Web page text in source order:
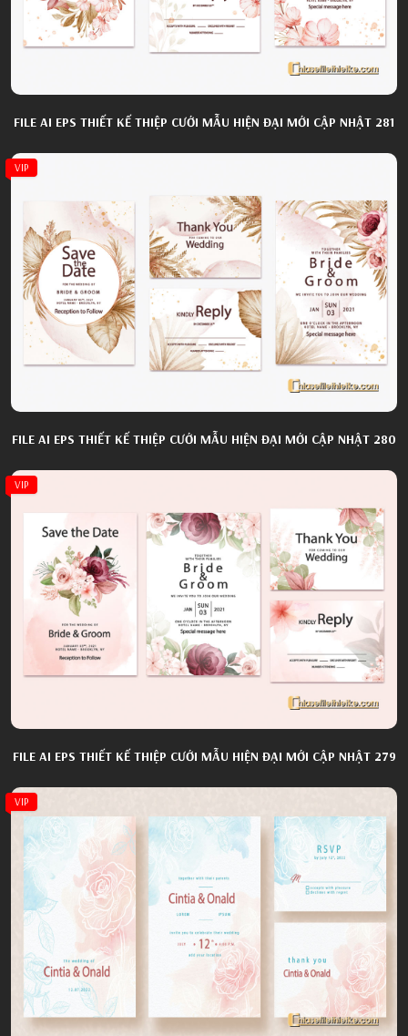
FILE AI EPS THIẾT KẾ THIỆP CƯỚI MẪU HIỆN ĐẠI MỚI CẬP NHẬT 281
VIP
FILE AI EPS THIẾT KẾ THIỆP CƯỚI MẪU HIỆN ĐẠI MỚI CẬP NHẬT 280
VIP
FILE AI EPS THIẾT KẾ THIỆP CƯỚI MẪU HIỆN ĐẠI MỚI CẬP NHẬT 279
VIP